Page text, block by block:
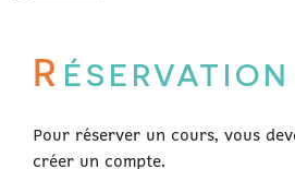
R ÉSERVATION
Pour réserver un cours, vous
créer un compte.